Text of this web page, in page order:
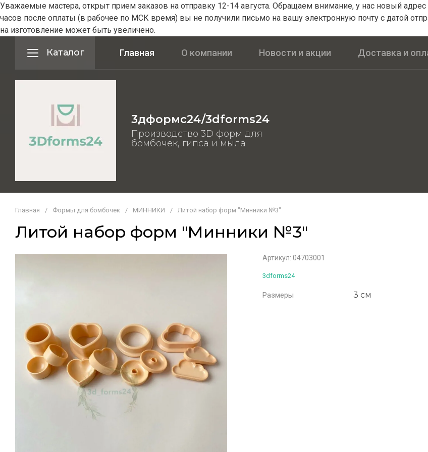
Уважаемые мастера, открыт прием заказов на отправку 12-14 августа. Обращаем внимание, у нас новый
часов после оплаты (в рабочее по МСК время) вы не получили письмо на вашу электронную почту с датой
на изготовление может быть увеличено.
Каталог Главная О компании Новости и акции Доставка и
3дформс24/3dforms24
Производство 3D форм для
бомбочек, гипса и мыла
Главная / Формы для бомбочек / МИННИКИ / Литой набор форм "Минники №3"
Литой набор форм "Минники №3"
Артикул: 04703001
3dforms24
Размеры 3 см